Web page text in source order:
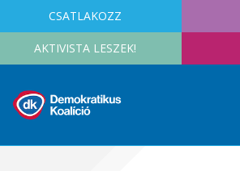
CSATLAKOZZ
AKTIVISTA LESZEK!